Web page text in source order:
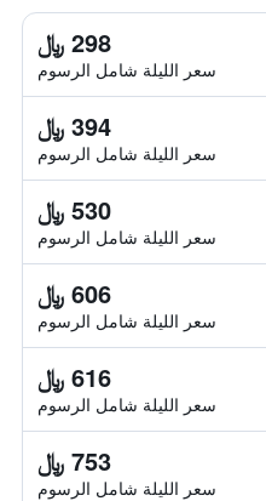
298 ﷼
سعر الليلة شامل الرسوم
394 ﷼
سعر الليلة شامل الرسوم
530 ﷼
سعر الليلة شامل الرسوم
606 ﷼
سعر الليلة شامل الرسوم
616 ﷼
سعر الليلة شامل الرسوم
753 ﷼
سعر الليلة شامل الرسوم